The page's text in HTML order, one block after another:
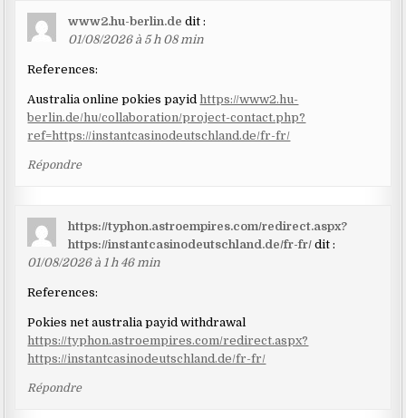
www2.hu-berlin.de dit :
01/08/2026 à 5 h 08 min
References:
Australia online pokies payidhttps://www2.hu-
berlin.de/hu/collaboration/project-contact.php?
ref=https://instantcasinodeutschland.de/fr-fr/
Répondre
https://typhon.astroempires.com/redirect.aspx?
https://instantcasinodeutschland.de/fr-fr/ dit :
01/08/2026 à 1 h 46 min
References:
Pokies net australia payid withdrawal
https://typhon.astroempires.com/redirect.aspx?
https://instantcasinodeutschland.de/fr-fr/
Répondre